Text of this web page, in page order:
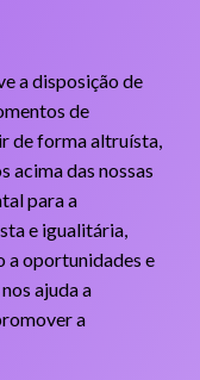
a disposição de
de
de forma altruísta,
acima das nossas
para a
e igualitária,
a oportunidades e
ajuda a
a